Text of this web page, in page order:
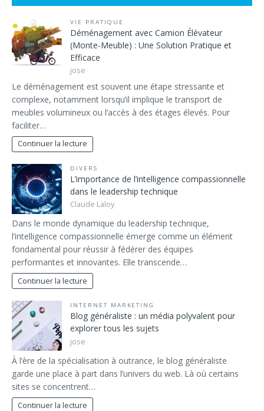
VIE PRATIQUE
Déménagement avec Camion Élévateur
(Monte-Meuble) : Une Solution Pratique et
Efficace
jose
Le déménagement est souvent une étape stressante et
complexe, notamment lorsqu’il implique le transport de
meubles volumineux ou l’accès à des étages élevés. Pour
faciliter…
Continuer la lecture
DIVERS
L’importance de l’intelligence compassionnelle
dans le leadership technique
Claude Laloy
Dans le monde dynamique du leadership technique,
l’intelligence compassionnelle émerge comme un élément
fondamental pour réussir à fédérer des équipes
performantes et innovantes. Elle transcende…
Continuer la lecture
INTERNET MARKETING
Blog généraliste : un média polyvalent pour
explorer tous les sujets
jose
À l’ère de la spécialisation à outrance, le blog généraliste
garde une place à part dans l’univers du web. Là où certains
sites se concentrent…
Continuer la lecture